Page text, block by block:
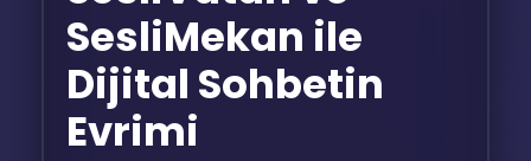
SesliMekan ile
Dijital Sohbetin
Evrimi